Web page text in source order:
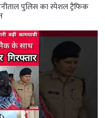
पुलिस का स्पेशल ट्रैफिक